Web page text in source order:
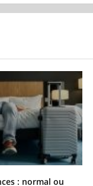
: normal ou